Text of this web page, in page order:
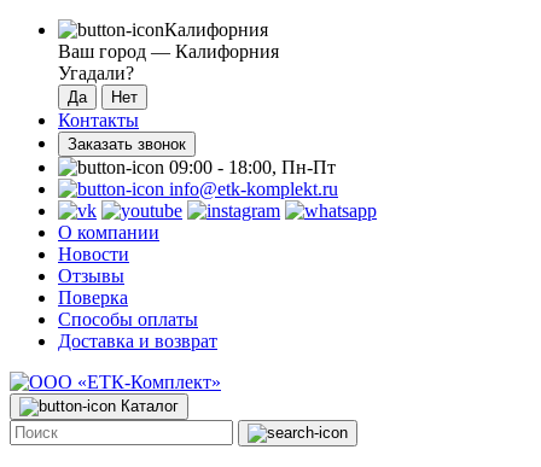
Калифорния
Ваш город — Калифорния
Угадали?
Контакты
Заказать звонок
09:00 - 18:00, Пн-Пт
info@etk-komplekt.ru
О компании
Новости
Отзывы
Поверка
Способы оплаты
Доставка и возврат
Каталог